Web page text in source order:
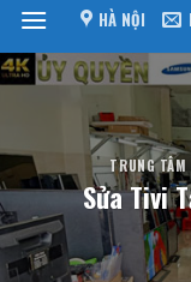
HÀ NỘI
TRUNG
Sửa Tivi